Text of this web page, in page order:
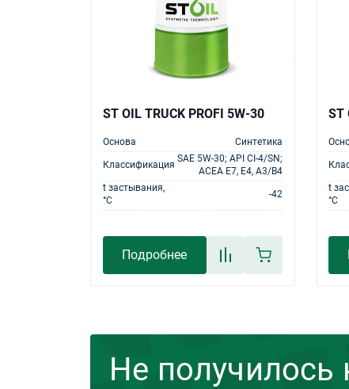
ST OIL TRUCK PROFI 5W-30
Основа Синтетика
Классификация
SAE 5W-30; API CI-4/SN;
ACEA E7, E4, A3/B4
t застывания,
°С
-42
Подробнее
ST
t
°С
Не получилось